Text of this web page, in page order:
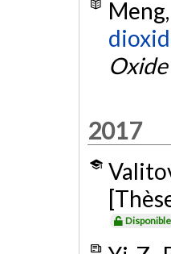
2017
Disponible